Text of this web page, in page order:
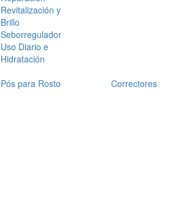
Revitalización y
Brillo
Seborregulador
Uso Diario e
Hidratación
Pós para Rosto Correctores